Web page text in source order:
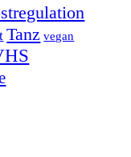
Tanz vegan